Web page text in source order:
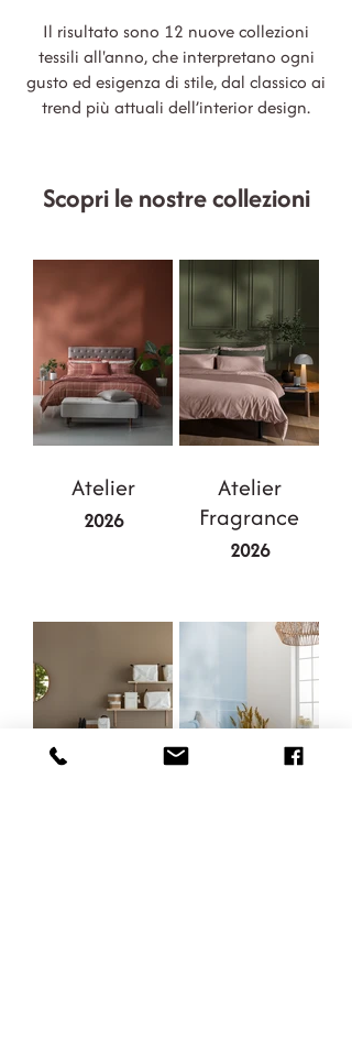
Il risultato sono 12 nuove collezioni
tessili all'anno, che interpretano ogni
gusto ed esigenza di stile, dal classico ai
trend più attuali dell’interior design.
Scopri le nostre collezioni
Atelier
2026
Atelier
Fragrance
2026